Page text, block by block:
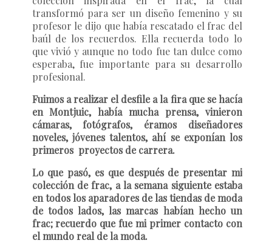
transformó para ser un diseño femenino y su
profesor le dijo que había rescatado el frac del
baúl de los recuerdos. Ella recuerda todo lo
que vivió y aunque no todo fue tan dulce como
esperaba, fue importante para su desarrollo
profesional.
Fuimos a realizar el desfile a la fira que se hacía
en Montjuic, había mucha prensa, vinieron
cámaras, fotógrafos, éramos diseñadores
noveles, jóvenes talentos, ahí se exponían los
primeros proyectos de carrera.
Lo que pasó, es que después de presentar mi
colección de frac, a la semana siguiente estaba
en todos los aparadores de las tiendas de moda
de todos lados, las marcas habían hecho un
frac; recuerdo que fue mi primer contacto con
el mundo real de la moda.